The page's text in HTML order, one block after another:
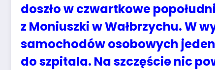
doszło w czwartkowe
z Moniuszki w Wałbrzychu. W
samochodów osobowych
do szpitala. Na szczęście nic